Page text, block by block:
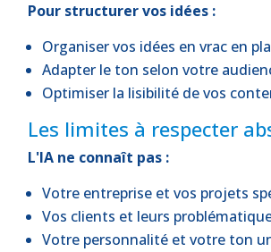
Pour structurer vos idées :
Organiser vos idées en vrac en
Adapter le ton selon votre
Optimiser la lisibilité de vos
Les limites à respecter
L'IA ne connaît pas :
Votre entreprise et vos projets
Vos clients et leurs
Votre personnalité et votre ton